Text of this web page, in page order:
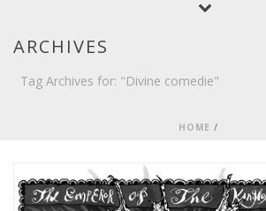
ARCHIVES
Tag Archives for: "Divine comedie"
HOME /